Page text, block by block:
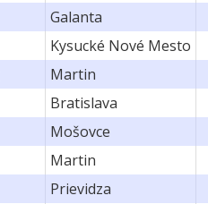
Galanta
Kysucké Nové Mesto
Martin
Bratislava
Mošovce
Martin
Prievidza